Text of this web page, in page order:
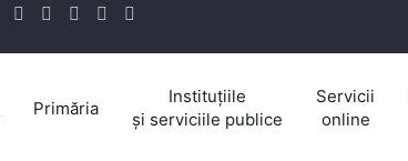
Primăria
Instituțiile
și serviciile publice
Servicii
online